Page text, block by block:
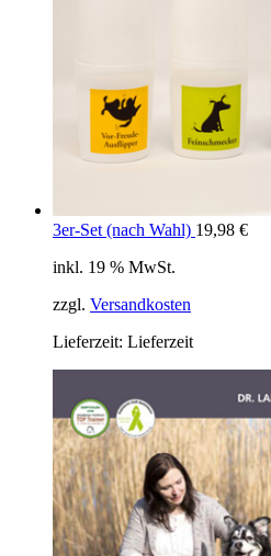
3er-Set (nach Wahl) 19,98 €
inkl. 19 % MwSt.
zzgl. Versandkosten
Lieferzeit: Lieferzeit